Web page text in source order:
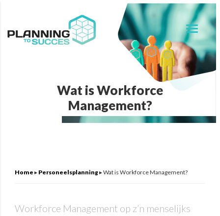
Wat is Workforce
Management?
Home ▸ Personeelsplanning▸Wat is Workforce Management?
Workforce Management op z’n menselijks